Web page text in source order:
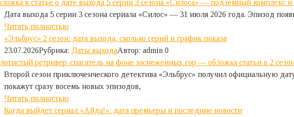
Дата выхода 5 серии 3 сезона сериала «Силос» — 31 июля 2026 года. Эпизод
Читать полностью
«Эльбрус» 2 сезон: дата выхода, сколько серий и график показа
23.07.2026Рубрика: Даты выходаАвтор: admin 0
Второй сезон приключенческого детектива «Эльбрус» получил официальную
покажут сразу восемь новых эпизодов,
Читать полностью
Когда выйдет сериал «Айда!»: дата премьеры и последние новости